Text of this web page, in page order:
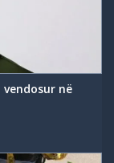
vendosur në